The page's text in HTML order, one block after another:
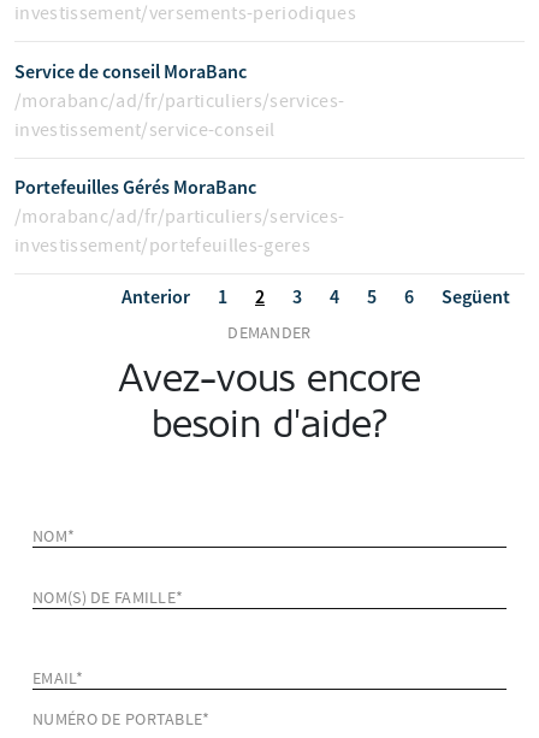
investissement/versements-periodiques
Service de conseil MoraBanc
/morabanc/ad/fr/particuliers/services-
investissement/service-conseil
Portefeuilles Gérés MoraBanc
/morabanc/ad/fr/particuliers/services-
investissement/portefeuilles-geres
Anterior 1 2 3 4 5 6 Següent
DEMANDER
Avez-vous encore
besoin d'aide?
NOM*
NOM(S) DE FAMILLE*
EMAIL*
NUMÉRO DE PORTABLE*